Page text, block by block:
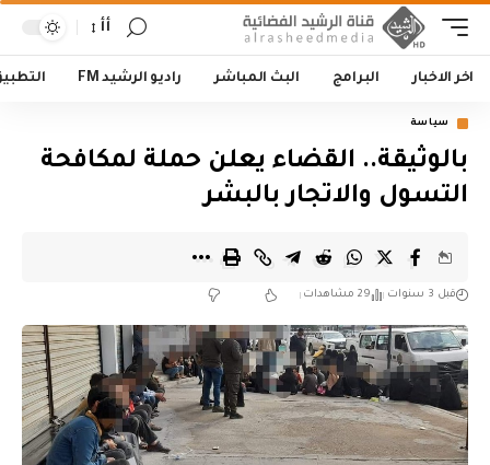
أأ
اخر الاخبار البرامج البث المباشر راديو الرشيد FM
سياسة
بالوثيقة.. القضاء يعلن حملة لمكافحة
التسول والاتجار بالبشر
قبل 3 سنوات 29 مشاهدات